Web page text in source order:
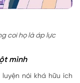
coi họ là áp lực
mình
nói khá hữu ích